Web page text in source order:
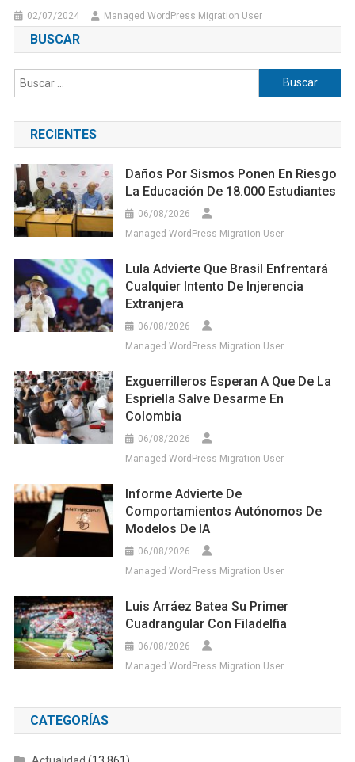
02/07/2024 Managed WordPress Migration User
BUSCAR
Buscar:
RECIENTES
Daños Por Sismos Ponen En Riesgo
La Educación De 18.000 Estudiantes
06/08/2026
Managed WordPress Migration User
Lula Advierte Que Brasil Enfrentará
Cualquier Intento De Injerencia
Extranjera
06/08/2026
Managed WordPress Migration User
Exguerrilleros Esperan A Que De La
Espriella Salve Desarme En
Colombia
06/08/2026
Managed WordPress Migration User
Informe Advierte De
Comportamientos Autónomos De
Modelos De IA
06/08/2026
Managed WordPress Migration User
Luis Arráez Batea Su Primer
Cuadrangular Con Filadelfia
06/08/2026
Managed WordPress Migration User
CATEGORÍAS